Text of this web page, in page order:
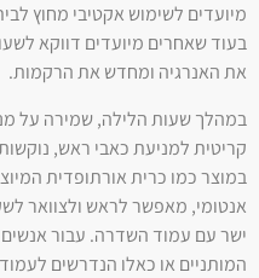
מיועדים לשימוש אקטיבי מחוץ
בעוד שאחרים מיועדים דווקא
את האנרגיה ומחדש את הרקמות.
במהלך שעות הלילה, שמירה על
קריטית למניעת כאבי ראש,
במוצר כמו כרית אורתופדית
אנטומי, מאפשר לראש ולצוואר
ישר עם עמוד השדרה. עבור אנשים
המותניים או כאלו הנדרשים